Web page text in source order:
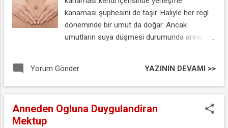
kanaması şüphesini de taşır. Haliyle her regl
döneminde bir umut da doğar. Ancak
umutların suya düşmesi durumunda anne
kanamanın regl kanaması mı yoksa yerleşme
kanaması mı olduğunu hemen ayırt etmenizi
gerekmiyor. Tüm bilgileri sizlere aktarıyoruz.
Yorum Gönder YAZININ DEVAMI >>
Anneden Ogluna Duygulandiran
Mektup